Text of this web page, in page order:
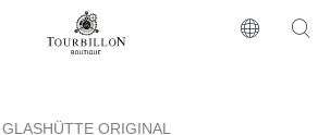
www.tourbillon.com/ru
GLASHÜTTE ORIGINAL